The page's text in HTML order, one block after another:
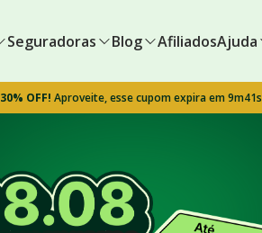
Seguradoras Blog AfiliadosAjuda
30% OFF! Aproveite, esse cupom expira em 9m40s